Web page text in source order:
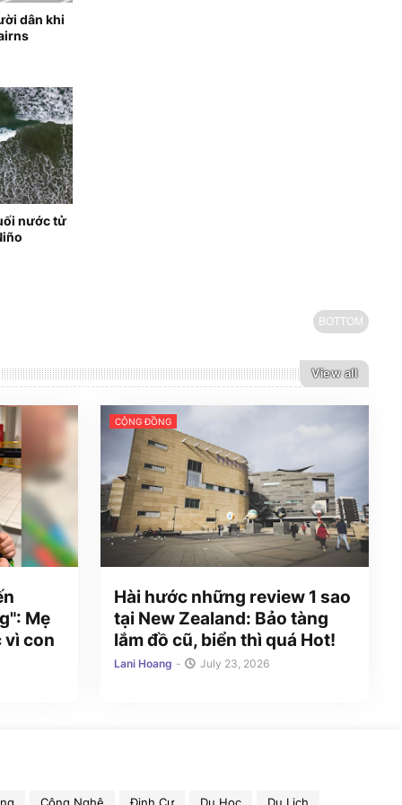
dân khi
nước tử
BOTTOM
View all
Mẹ
vì con
CỘNG ĐỒNG
Hài hước những review 1 sao
tại New Zealand: Bảo tàng
lắm đồ cũ, biển thì quá Hot!
Lani Hoang - July 23, 2026